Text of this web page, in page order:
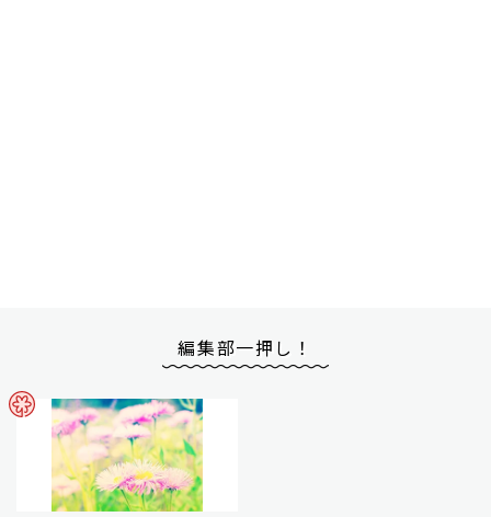
編集部一押し！